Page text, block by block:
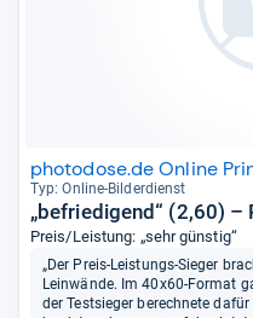
photodose.de Online
Typ: Online-​Bil­der­dienst
„befriedigend“ (2,60)
Preis/Leistung: „sehr günstig“
„Der Preis-Leistungs-Sieger
Leinwände. Im 40x60-Format
der Testsieger berechnete